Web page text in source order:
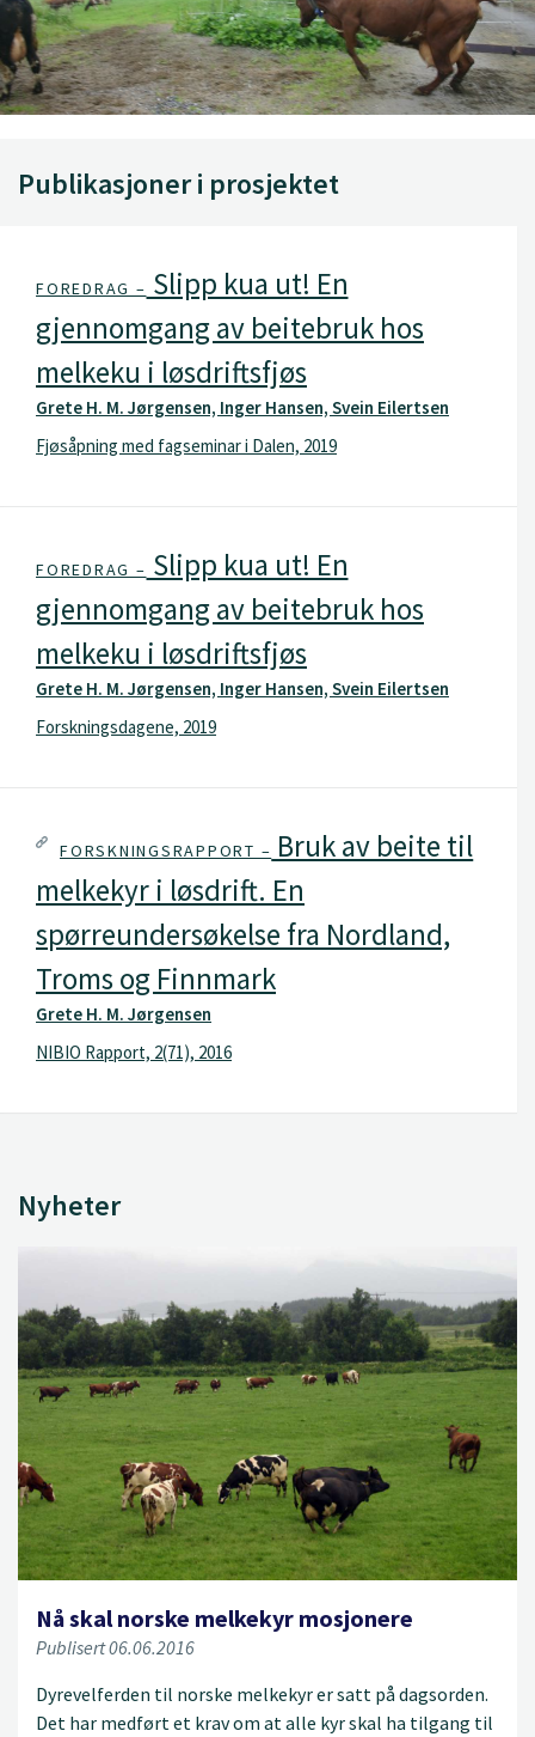
Publikasjoner i prosjektet
FOREDRAG – Slipp kua ut! En
gjennomgang av beitebruk hos
melkeku i løsdriftsfjøs
Grete H. M. Jørgensen, Inger Hansen, Svein Eilertsen
Fjøsåpning med fagseminar i Dalen, 2019
FOREDRAG – Slipp kua ut! En
gjennomgang av beitebruk hos
melkeku i løsdriftsfjøs
Grete H. M. Jørgensen, Inger Hansen, Svein Eilertsen
Forskningsdagene, 2019
FORSKNINGSRAPPORT – Bruk av beite til
melkekyr i løsdrift. En
spørreundersøkelse fra Nordland,
Troms og Finnmark
Grete H. M. Jørgensen
NIBIO Rapport, 2(71), 2016
Nyheter
Nå skal norske melkekyr mosjonere
Publisert 06.06.2016
Dyrevelferden til norske melkekyr er satt på dagsorden.
Det har medført et krav om at alle kyr skal ha tilgang til